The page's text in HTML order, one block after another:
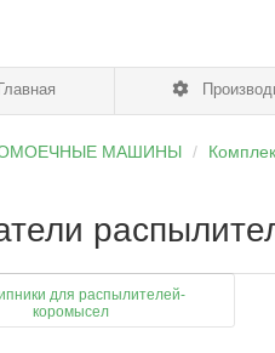
Главная
МАШИНЫ
для распылителей-
коромысел